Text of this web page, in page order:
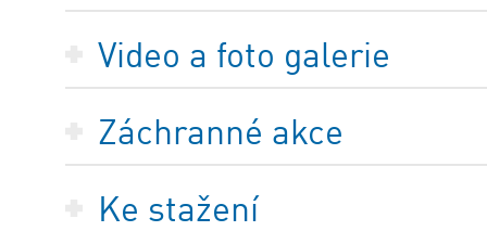
Video a foto galerie
Záchranné akce
Ke stažení